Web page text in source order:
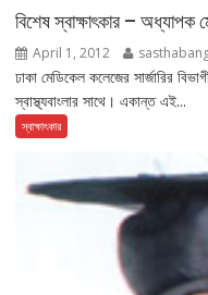
বিশেষ স্বাক্ষাৎকার – অধ্যাপক
April 1, 2012
ঢাকা মেডিকেল কলেজের সার্জারির
স্বাস্থ্যবাংলার সাথে। একান্ত এই...
স্বাক্ষাৎকার